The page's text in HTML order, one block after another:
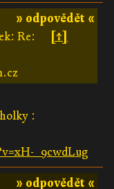
» odpovědět «
Re:
[↑]
:
_9cwdLug
» odpovědět «